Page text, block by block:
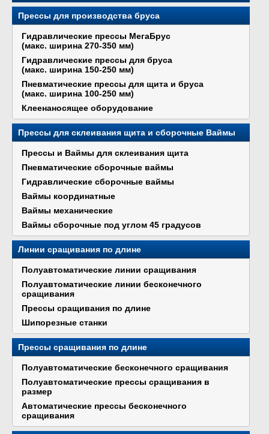
Прессы для производства бруса
Гидравлические прессы МегаБрус
(макс. ширина 270-350 мм)
Гидравлические прессы для бруса
(макс. ширина 150-250 мм)
Пневматические прессы для щита и бруса
(макс. ширина 100-250 мм)
Клеенаносящее оборудование
Прессы для склеивания щита и сборочные Ваймы
Прессы и Ваймы для склеивания щита
Пневматические сборочные ваймы
Гидравлические сборочные ваймы
Ваймы координатные
Ваймы механические
Ваймы сборочные под углом 45 градусов
Линии сращивания по длине
Полуавтоматические линии сращивания
Полуавтоматические линии бесконечного
сращивания
Прессы сращивания по длине
Шипорезные станки
Прессы сращивания по длине
Полуавтоматические бесконечного сращивания
Полуавтоматические прессы сращивания в
размер
Автоматические прессы бесконечного
сращивания